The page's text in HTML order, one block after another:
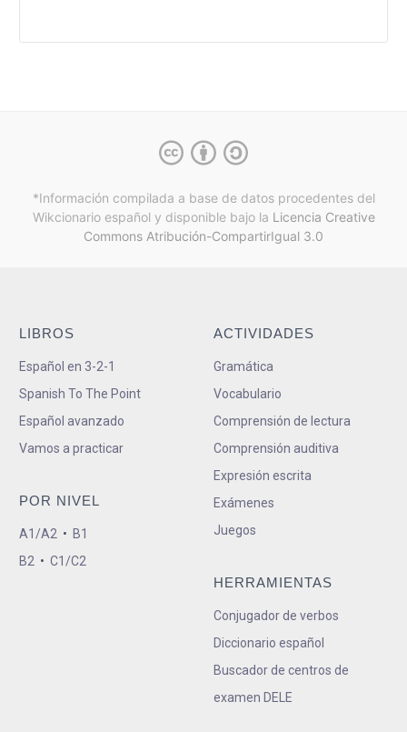
*Información compilada a base de datos procedentes del
Wikcionario español y disponible bajo la Licencia Creative
Commons Atribución-CompartirIgual 3.0
LIBROS
Español en 3-2-1
Spanish To The Point
Español avanzado
Vamos a practicar
POR NIVEL
A1/A2 • B1
B2 • C1/C2
ACTIVIDADES
Gramática
Vocabulario
Comprensión de lectura
Comprensión auditiva
Expresión escrita
Exámenes
Juegos
HERRAMIENTAS
Conjugador de verbos
Diccionario español
Buscador de centros de
examen DELE